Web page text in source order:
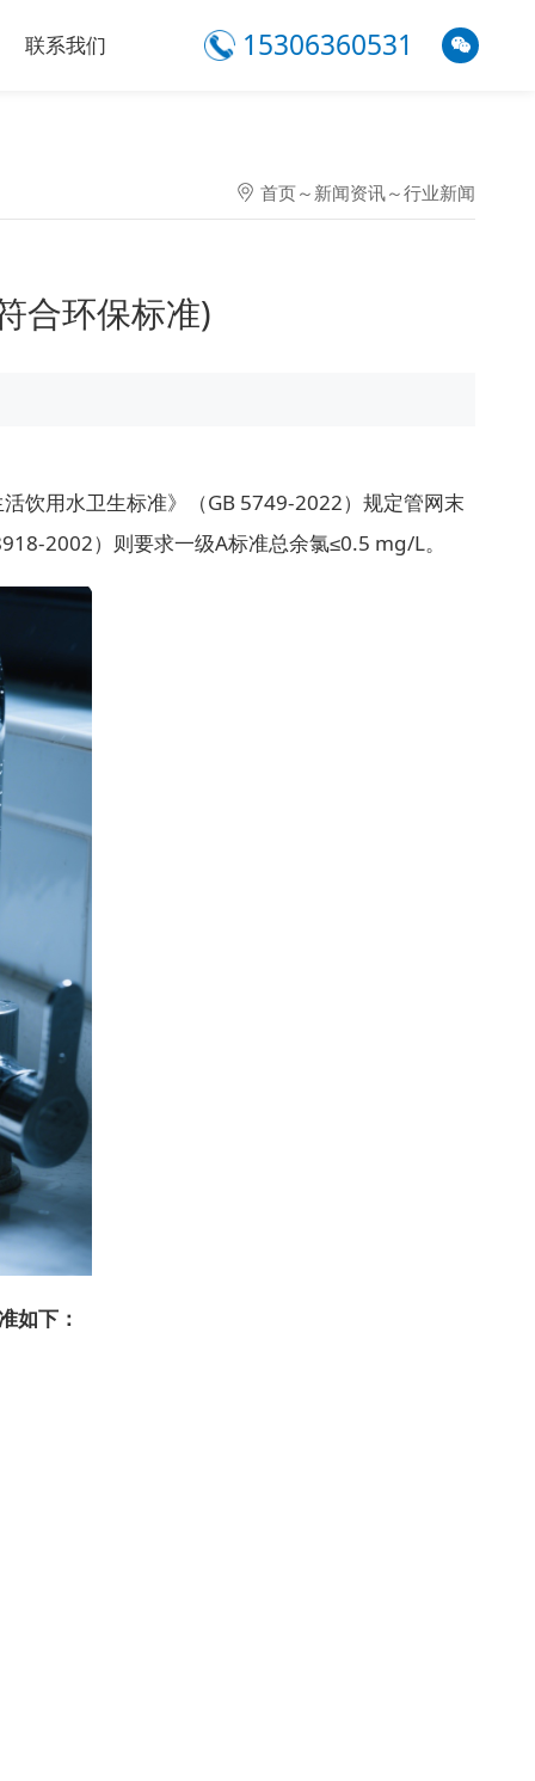
联系我们 15306360531
首页～ 新闻资讯～行业新闻
合环保标准)
用水卫生标准》（GB 5749-2022）规定管网末
2002）则要求一级A标准总余氯≤0.5 mg/L。
如下：